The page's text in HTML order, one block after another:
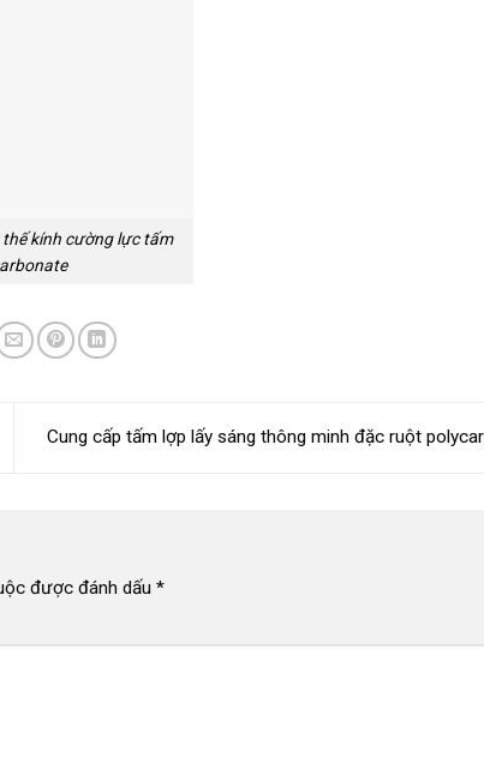
kính cường lực tấm
Cung cấp tấm lợp lấy sáng thông minh đặc ruột
được đánh dấu *